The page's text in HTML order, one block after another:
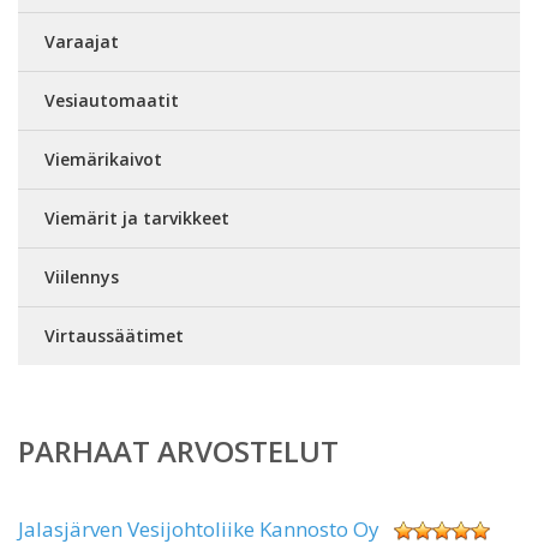
Varaajat
Vesiautomaatit
Viemärikaivot
Viemärit ja tarvikkeet
Viilennys
Virtaussäätimet
PARHAAT ARVOSTELUT
Jalasjärven Vesijohtoliike Kannosto Oy